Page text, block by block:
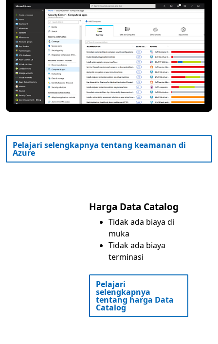
Pelajari selengkapnya tentang keamanan di
Azure
Harga Data Catalog
Tidak ada biaya di
muka
Tidak ada biaya
terminasi
Pelajari
selengkapnya
tentang harga Data
Catalog